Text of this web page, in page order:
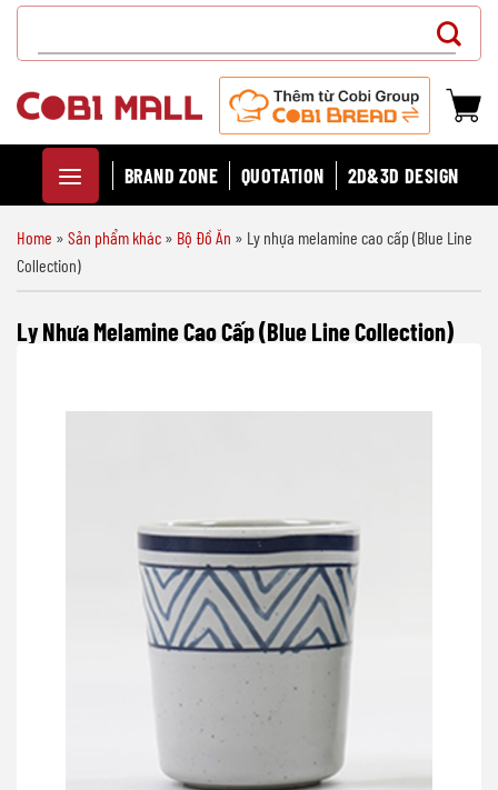
Chuyển
dung
for:
BRAND ZONE QUOTATION 2D&3D DESIGN
Home » Sản phẩm khác » Bộ Đồ Ăn » Ly nhựa melamine cao cấp (Blue Line
Collection)
Ly Nhựa Melamine Cao Cấp (Blue Line Collection)